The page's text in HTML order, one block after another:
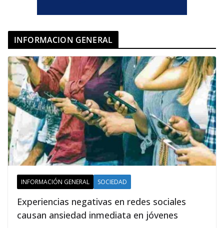
INFORMACION GENERAL
INFORMACIÓN GENERAL SOCIEDAD
Experiencias negativas en redes sociales
causan ansiedad inmediata en jóvenes